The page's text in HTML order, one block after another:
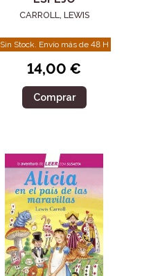
CARROLL, LEWIS
Sin Stock. Envío más de 48 H
14,00 €
Comprar